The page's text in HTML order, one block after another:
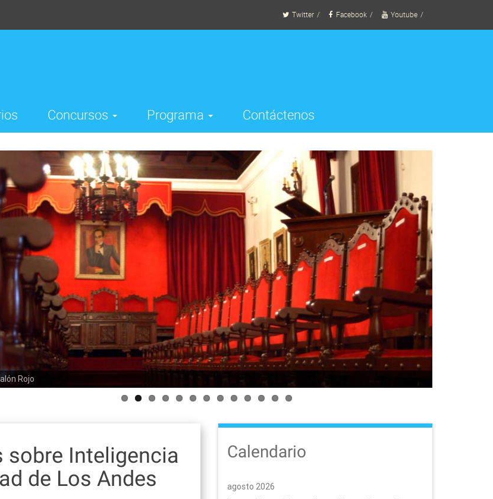
Twitter Facebook Youtube
Concursos Programa Contáctenos
Rojo
del techo del Salon Rojo, al fondo la Torre
sobre Inteligencia
de Los Andes
Calendario
agosto 2026